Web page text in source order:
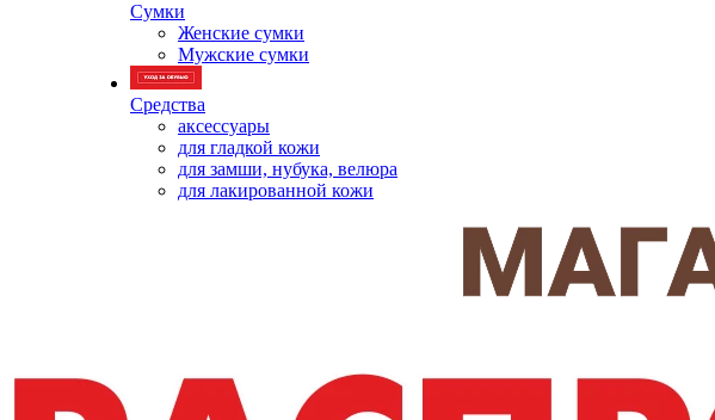
Сумки
Женские сумки
Мужские сумки
Средства
аксессуары
для гладкой кожи
для замши, нубука, велюра
для лакированной кожи